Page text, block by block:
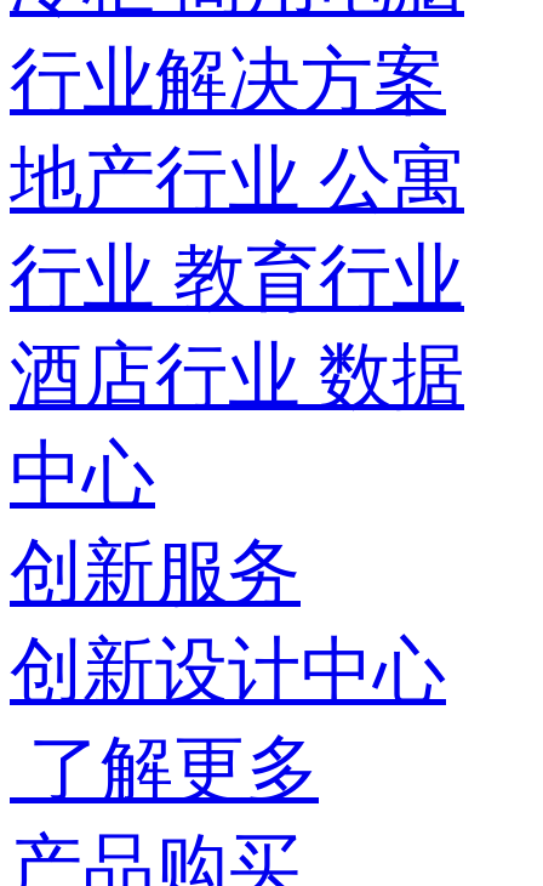
行业解决方案
地产行业 公寓
行业 教育行业
酒店行业 数据
中心
创新服务
创新设计中心
了解更多
产品购买